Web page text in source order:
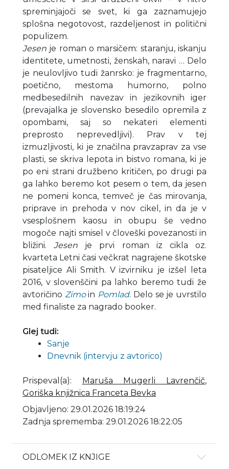
spreminjajoči se svet, ki ga zaznamujejo
splošna negotovost, razdeljenost in politični
populizem.
Jesen je roman o marsičem: staranju, iskanju
identitete, umetnosti, ženskah, naravi … Delo
je neulovljivo tudi žanrsko: je fragmentarno,
poetično, mestoma humorno, polno
medbesedilnih navezav in jezikovnih iger
(prevajalka je slovensko besedilo opremila z
opombami, saj so nekateri elementi
preprosto neprevedljivi). Prav v tej
izmuzljivosti, ki je značilna pravzaprav za vse
plasti, se skriva lepota in bistvo romana, ki je
po eni strani družbeno kritičen, po drugi pa
ga lahko beremo kot pesem o tem, da jesen
ne pomeni konca, temveč je čas mirovanja,
priprave in prehoda v nov cikel, in da je v
vsesplošnem kaosu in obupu še vedno
mogoče najti smisel v človeški povezanosti in
bližini.Jesen je prvi roman iz cikla oz.
kvarteta Letni časi večkrat nagrajene škotske
pisateljice Ali Smith. V izvirniku je izšel leta
2016, v slovenščini pa lahko beremo tudi že
avtoričino Zimoin Pomlad. Delo se je uvrstilo
med finaliste za nagrado booker.
Glej tudi:
Sanje
Dnevnik (intervju z avtorico)
Prispeval(a): Maruša Mugerli Lavrenčič,
Goriška knjižnica Franceta Bevka
Objavljeno: 29.01.2026 18:19:24
Zadnja sprememba: 29.01.2026 18:22:05
ODLOMEK IZ KNJIGE